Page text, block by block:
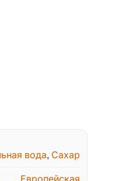
вода, Сахар
Европейская